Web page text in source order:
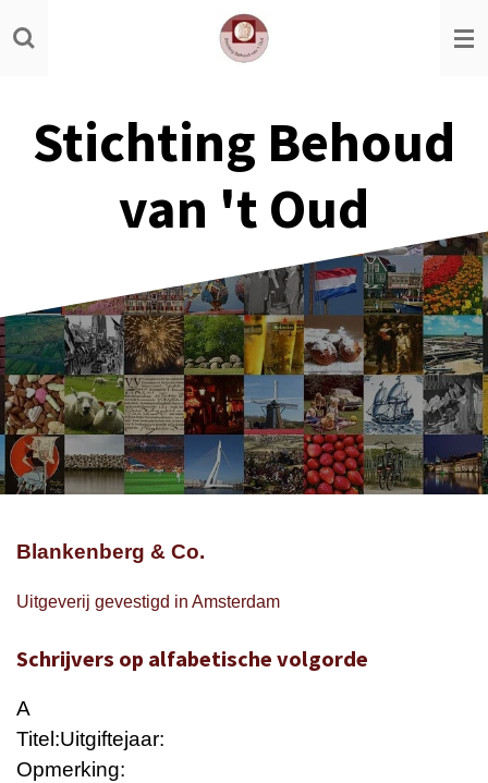
Ga
direct
hoofdinhoud
Stichting Behoud
van 't Oud
Blankenberg & Co.
Uitgeverij gevestigd in Amsterdam
Schrijvers op alfabetische volgorde
A
Titel:Uitgiftejaar:
Opmerking: